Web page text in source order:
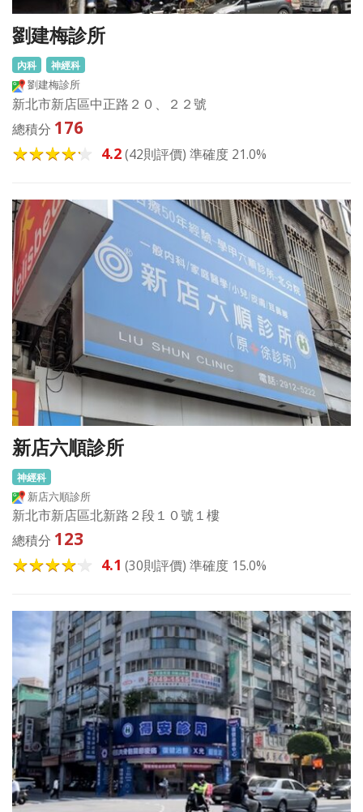
劉建梅診所
內科 神經科
劉建梅診所
新北市新店區中正路２０、２２號
總積分 176
4.2(42則評價) 準確度 21.0%
新店六順診所
神經科
新店六順診所
新北市新店區北新路２段１０號１樓
總積分 123
4.1 (30則評價) 準確度 15.0%